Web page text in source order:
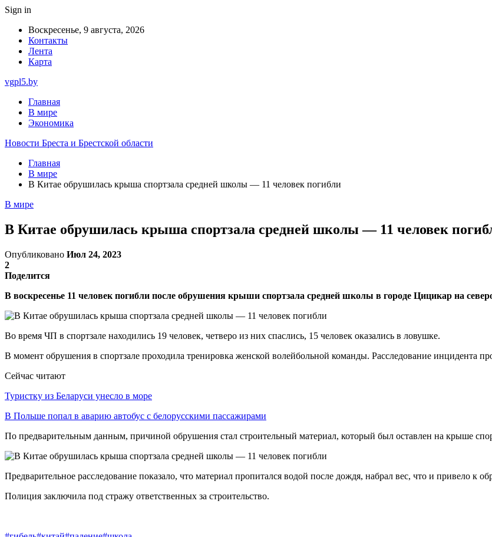
Sign in
Воскресенье, 9 августа, 2026
Контакты
Лента
Карта
vgpl5.by
Главная
В мире
Экономика
Новости Бреста и Брестской области
Главная
В мире
В Китае обрушилась крыша спортзала средней школы — 11 человек погибли
В мире
В Китае обрушилась крыша спортзала средней школы — 11 человек
Опубликовано Июл 24, 2023
2
Поделится
В воскресенье 11 человек погибли после обрушения крыши спортзала средней школы в городе Цицикар на
Во время ЧП в спортзале находились 19 человек, четверо из них спаслись, 15 человек оказались в ловушке.
В момент обрушения в спортзале проходила тренировка женской волейбольной команды. Расследование инцидента
Сейчас читают
Туристку из Беларуси унесло в море
В Польше попал в аварию автобус с белорусскими пассажирами
По предварительным данным, причиной обрушения стал строительный материал, который был оставлен на крыше
Предварительное расследование показало, что материал пропитался водой после дождя, набрал вес, что и привело к
Полиция заключила под стражу ответственных за строительство.